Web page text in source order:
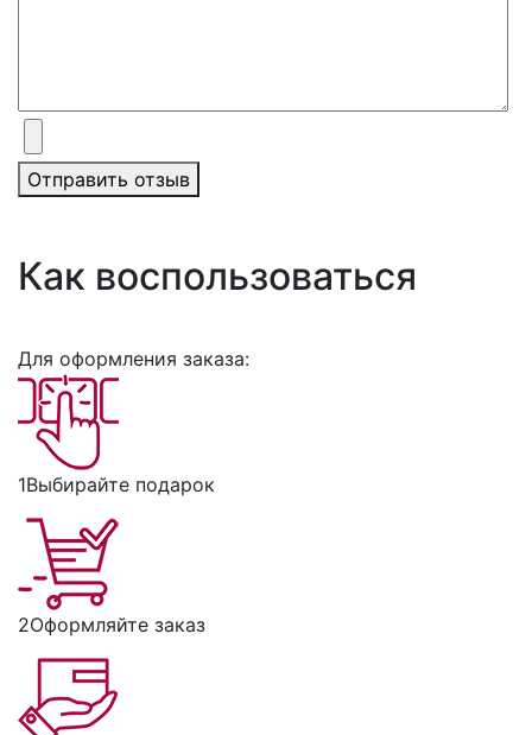
Отправить отзыв
Как воспользоваться
Для оформления заказа:
1Выбирайте подарок
2Оформляйте заказ